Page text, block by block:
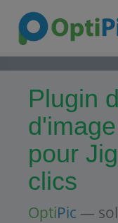
Plugin
pour
clics
OptiPic —